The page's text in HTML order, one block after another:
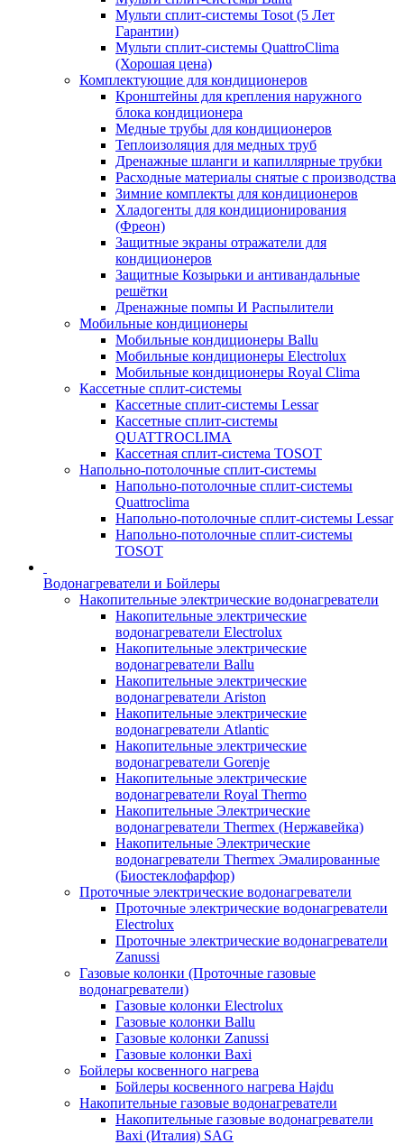
Мульти сплит-системы Tosot (5 Лет
Гарантии)
Мульти сплит-системы QuattroClima
(Хорошая цена)
Комплектующие для кондиционеров
Кронштейны для крепления наружного
блока кондиционера
Медные трубы для кондиционеров
Теплоизоляция для медных труб
Дренажные шланги и капиллярные трубки
Расходные материалы снятые с производства
Зимние комплекты для кондиционеров
Хладогенты для кондиционирования
(Фреон)
Защитные экраны отражатели для
кондиционеров
Защитные Козырьки и антивандальные
решётки
Дренажные помпы И Распылители
Мобильные кондиционеры
Мобильные кондиционеры Ballu
Мобильные кондиционеры Electrolux
Мобильные кондиционеры Royal Clima
Кассетные сплит-системы
Кассетные сплит-системы Lessar
Кассетные сплит-системы
QUATTROCLIMA
Кассетная сплит-система TOSOT
Напольно-потолочные сплит-системы
Напольно-потолочные сплит-системы
Quattroclima
Напольно-потолочные сплит-системы Lessar
Напольно-потолочные сплит-системы
TOSOT
Водонагреватели и Бойлеры
Накопительные электрические водонагреватели
Накопительные электрические
водонагреватели Electrolux
Накопительные электрические
водонагреватели Ballu
Накопительные электрические
водонагреватели Ariston
Накопительные электрические
водонагреватели Atlantic
Накопительные электрические
водонагреватели Gorenje
Накопительные электрические
водонагреватели Royal Thermo
Накопительные Электрические
водонагреватели Thermex (Нержавейка)
Накопительные Электрические
водонагреватели Thermex Эмалированные
(Биостеклофарфор)
Проточные электрические водонагреватели
Проточные электрические водонагреватели
Electrolux
Проточные электрические водонагреватели
Zanussi
Газовые колонки (Проточные газовые
водонагреватели)
Газовые колонки Electrolux
Газовые колонки Ballu
Газовые колонки Zanussi
Газовые колонки Baxi
Бойлеры косвенного нагрева
Бойлеры косвенного нагрева Hajdu
Накопительные газовые водонагреватели
Накопительные газовые водонагреватели
Baxi (Италия) SAG